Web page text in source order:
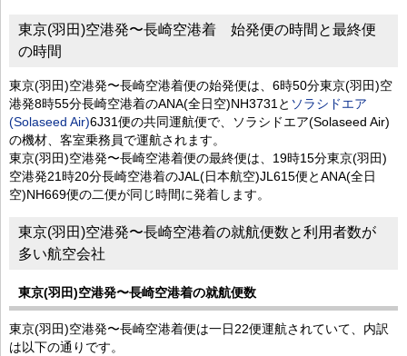
東京(羽田)空港発〜長崎空港着 始発便の時間と最終便
の時間
東京(羽田)空港発〜長崎空港着便の始発便は、6時50分東京(羽田)空
港発8時55分長崎空港着のANA(全日空)NH3731と ソラシドエア
(Solaseed Air)6J31便の共同運航便で、ソラシドエア(Solaseed Air)
の機材、客室乗務員で運航されます。
東京(羽田)空港発〜長崎空港着便の最終便は、19時15分東京(羽田)
空港発21時20分長崎空港着のJAL(日本航空)JL615便とANA(全日
空)NH669便の二便が同じ時間に発着します。
東京(羽田)空港発〜長崎空港着の就航便数と利用者数が
多い航空会社
東京(羽田)空港発〜長崎空港着の就航便数
東京(羽田)空港発〜長崎空港着便は一日22便運航されていて、内訳
は以下の通りです。